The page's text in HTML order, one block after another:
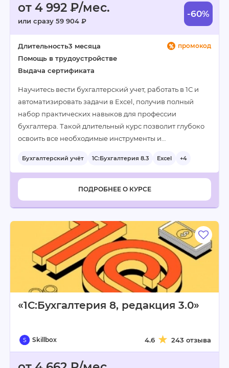
от 4 992 ₽/мес.
или сразу 59 904 ₽
-60%
промокод
Длительность3 месяца
Помощь в трудоустройстве
Выдача сертификата
Научитесь вести бухгалтерский учет, работать в 1С и
автоматизировать задачи в Excel, получив полный
набор практических навыков для профессии
бухгалтера. Такой длительный курс позволит глубоко
освоить все необходимые инструменты и…
Бухгалтерский учёт 1С:Бухгалтерия 8.3 Excel +4
ПОДРОБНЕЕ О КУРСЕ
«1С:Бухгалтерия 8, редакция 3.0»
Skillbox 4.6 243 отзыва